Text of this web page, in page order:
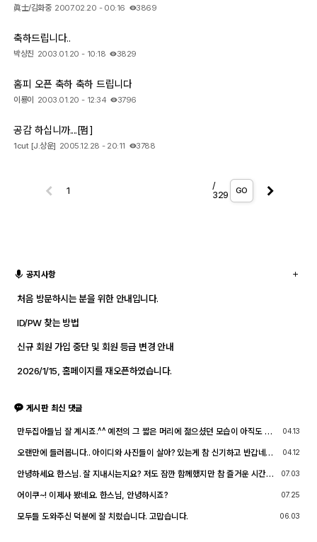
眞士/김화중 2007.02.20 - 00:16 3869
축하드립니다..
박상진 2003.01.20 - 10:18 3829
홈피 오픈 축하 축하 드립니다
이룡이 2003.01.20 - 12:34 3796
공감 하십니까....[펌]
1cut [J.상운] 2005.12.28 - 20:11 3788
/
329
GO
공지사항
처음 방문하시는 분을 위한 안내입니다.
ID/PW 찾는 방법
신규 회원 가입 중단 및 회원 등급 변경 안내
2026/1/15, 홈페이지를 재오픈하였습니다.
게시판 최신 댓글
만두집아들님 잘 계시죠.^^ 예전의 그 짧은 머리에 젊으셨던 모습이 아직도 기
호회 활동의 추억을 남길 겸 가능한 계속 홈페이지를 유지할 예정입니다. 생각
나실 때 종종 방문해 주세요.^^
04.13
오랜만에 들러봅니다.. 아이디와 사진들이 살아? 있는게 참 신기하고 반갑네요
이제 제가 그 나이가 되버렸습니다^^..
04.12
안녕하세요 한스님. 잘 지내시는지요? 저도 잠깐 함께했지만 참 즐거운 시간이
07.03
어이쿠~! 이제사 봤네요. 한스님, 안녕하시죠? 07.25
모두들 도와주신 덕분에 잘 치렀습니다. 고맙습니다. 06.03